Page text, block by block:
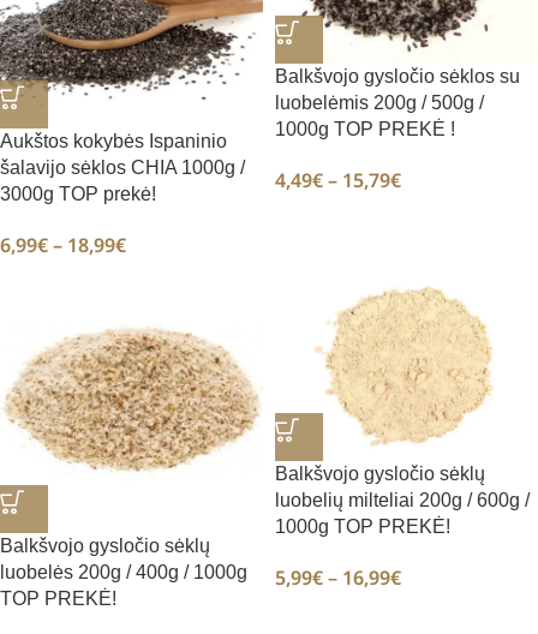
Aukštos kokybės Ispaninio
šalavijo sėklos CHIA 1000g /
3000g TOP prekė!
6,99€– 18,99€
Balkšvojo gysločio sėklos su
luobelėmis 200g / 500g /
1000g TOP PREKĖ !
4,49€– 15,79€
Balkšvojo gysločio sėklų
luobelės 200g / 400g / 1000g
TOP PREKĖ!
Balkšvojo gysločio sėklų
luobelių milteliai 200g / 600g /
1000g TOP PREKĖ!
5,99€– 16,99€